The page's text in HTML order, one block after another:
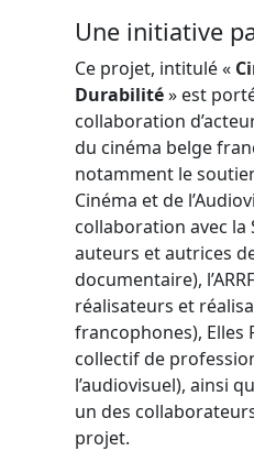
Une initiative
Ce projet, intitulé «
Durabilité» est
collaboration
du cinéma belge
notamment le
Cinéma et de
collaboration avec la
auteurs et autrices
documentaire),
réalisateurs et
francophones), Elles
collectif de
l’audiovisuel), ainsi
un des
projet.